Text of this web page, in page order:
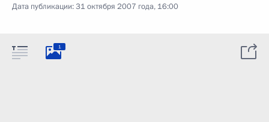
Дата публикации:31 октября 2007 года, 16:00
1